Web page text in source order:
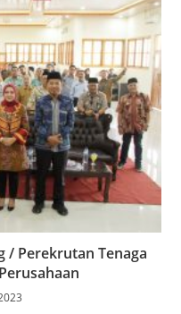
/ Perekrutan Tenaga